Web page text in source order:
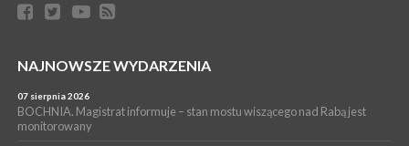
BORZĘCIN. Już w najbliższy weekend XIX Borzęckie Święto
PIELGRZYMKA 2026
Z BOCHNI NA JASNĄ GÓRĘ. Drugi dzień wędrówki [ZDJĘCIA]
WYDARZENIA
NAJNOWSZE WYDARZENIA
07 sierpnia 2026
BOCHNIA. Magistrat informuje – stan mostu wiszącego nad Rabą jest
monitorowany